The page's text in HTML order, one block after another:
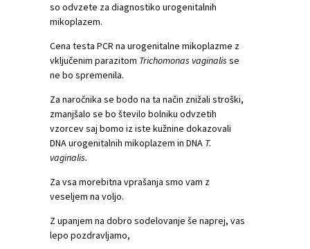
so odvzete za diagnostiko urogenitalnih
mikoplazem.
Cena testa PCR na urogenitalne mikoplazme z
vključenim parazitom Trichomonas vaginalis se
ne bo spremenila.
Za naročnika se bodo na ta način znižali stroški,
zmanjšalo se bo število bolniku odvzetih
vzorcev saj bomo iz iste kužnine dokazovali
DNA urogenitalnih mikoplazem in DNA T.
vaginalis.
Za vsa morebitna vprašanja smo vam z
veseljem na voljo.
Z upanjem na dobro sodelovanje še naprej, vas
lepo pozdravljamo,